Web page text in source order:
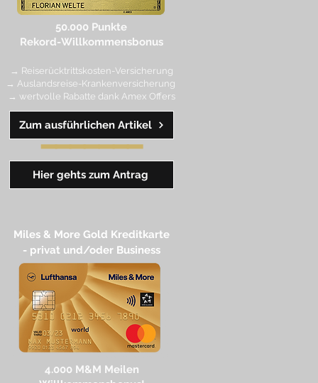
50.000 Punkte
Rekord-Willkommensbonus
→ Reiserücktrittskosten-Versicherung
→ Auslandsreise-Krankenversicherung
→ wertvolle Rabatte dank Amex Offers
━━━━━━━
Zum ausführlichen Artikel
Hier gehts zum Antrag
Miles & More Gold Kreditkarte​
- privat und/oder Business
4.000 M&M Meilen